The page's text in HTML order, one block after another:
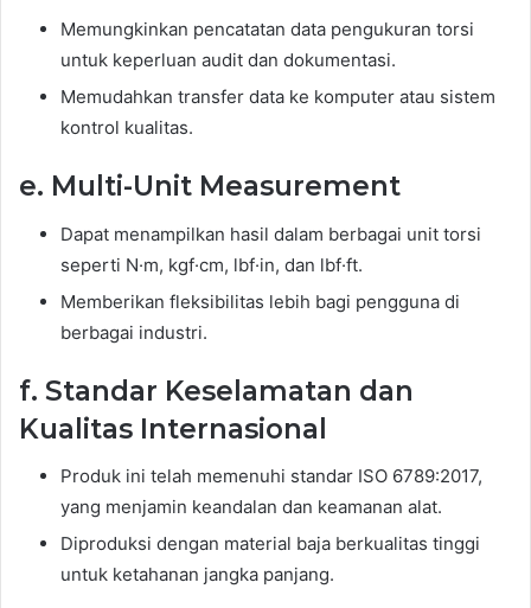
Memungkinkan pencatatan data pengukuran torsi
untuk keperluan audit dan dokumentasi.
Memudahkan transfer data ke komputer atau sistem
kontrol kualitas.
e. Multi-Unit Measurement
Dapat menampilkan hasil dalam berbagai unit torsi
seperti N·m, kgf·cm, lbf·in, dan lbf·ft.
Memberikan fleksibilitas lebih bagi pengguna di
berbagai industri.
f. Standar Keselamatan dan
Kualitas Internasional
Produk ini telah memenuhi standar ISO 6789:2017,
yang menjamin keandalan dan keamanan alat.
Diproduksi dengan material baja berkualitas tinggi
untuk ketahanan jangka panjang.